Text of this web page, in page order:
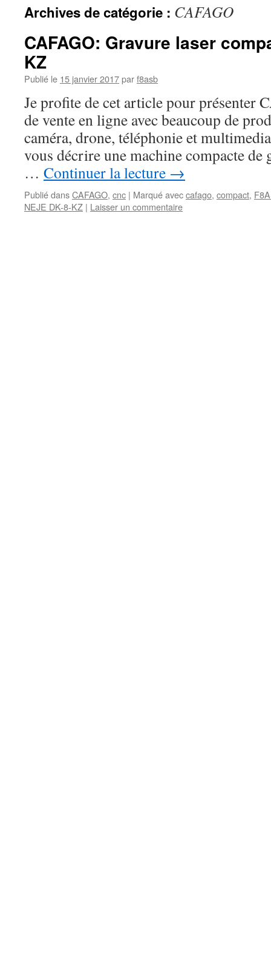
Archives de catégorie : CAFAGO
CAFAGO: Gravure laser
KZ
Publié le 15 janvier 2017parf8asb
Je profite de cet article pour présenter
de vente en ligne avec beaucoup de
caméra, drone, téléphonie et
vous décrire une machine compacte
… Continuer la lecture →
Publié dansCAFAGO, cnc | Marqué aveccafago, compact,
NEJE DK-8-KZ | Laisser un commentaire